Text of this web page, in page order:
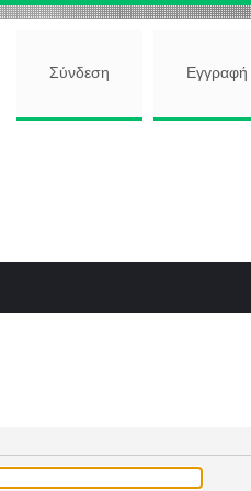
Σύνδεση Εγγραφή